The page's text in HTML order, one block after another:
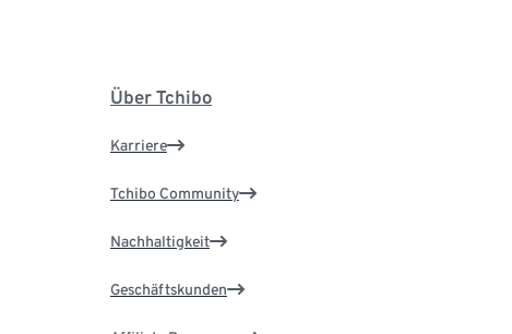
Über Tchibo
Karriere
Tchibo Community
Nachhaltigkeit
Geschäftskunden